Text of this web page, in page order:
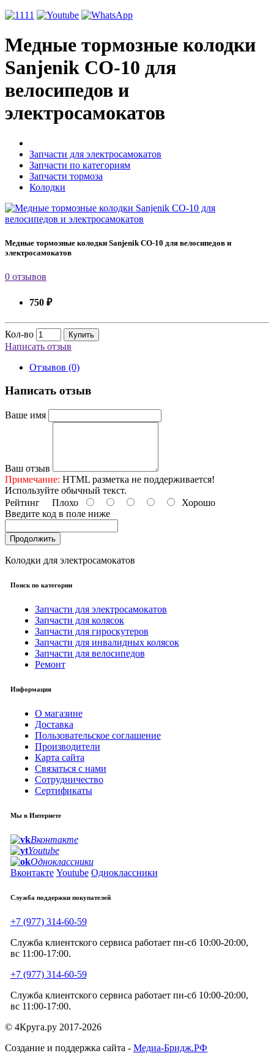
Медные тормозные колодки
Sanjenik CO-10 для
велосипедов и
электросамокатов
Запчасти для электросамокатов
Запчасти по категориям
Запчасти тормоза
Колодки
Медные тормозные колодки Sanjenik CO-10 для велосипедов и
электросамокатов
0 отзывов
750 ₽
Кол-во Купить
Написать отзыв
Отзывов (0)
Написать отзыв
Ваше имя
Ваш отзыв
Примечание: HTML разметка не поддерживается!
Используйте обычный текст.
Рейтинг Плохо
Хорошо
Введите код в поле ниже
Продолжить
Колодки для электросамокатов
Поиск по категории
Запчасти для электросамокатов
Запчасти для колясок
Запчасти для гироскутеров
Запчасти для инвалидных колясок
Запчасти для велосипедов
Ремонт
Информация
О магазине
Доставка
Пользовательское соглашение
Производители
Карта сайта
Связаться с нами
Сотрудничество
Сертификаты
Мы в Интернете
Вконтакте
Youtube
Одноклассники
Вконтакте Youtube Одноклассники
Служба поддержки покупателей
+7 (977) 314-60-59
Служба клиентского сервиса работает пн-сб 10:00-20:00,
вс 11:00-17:00.
+7 (977) 314-60-59
Служба клиентского сервиса работает пн-сб 10:00-20:00,
вс 11:00-17:00.
© 4Круга.ру 2017-2026
Создание и поддержка сайта - Медиа-Бридж.РФ